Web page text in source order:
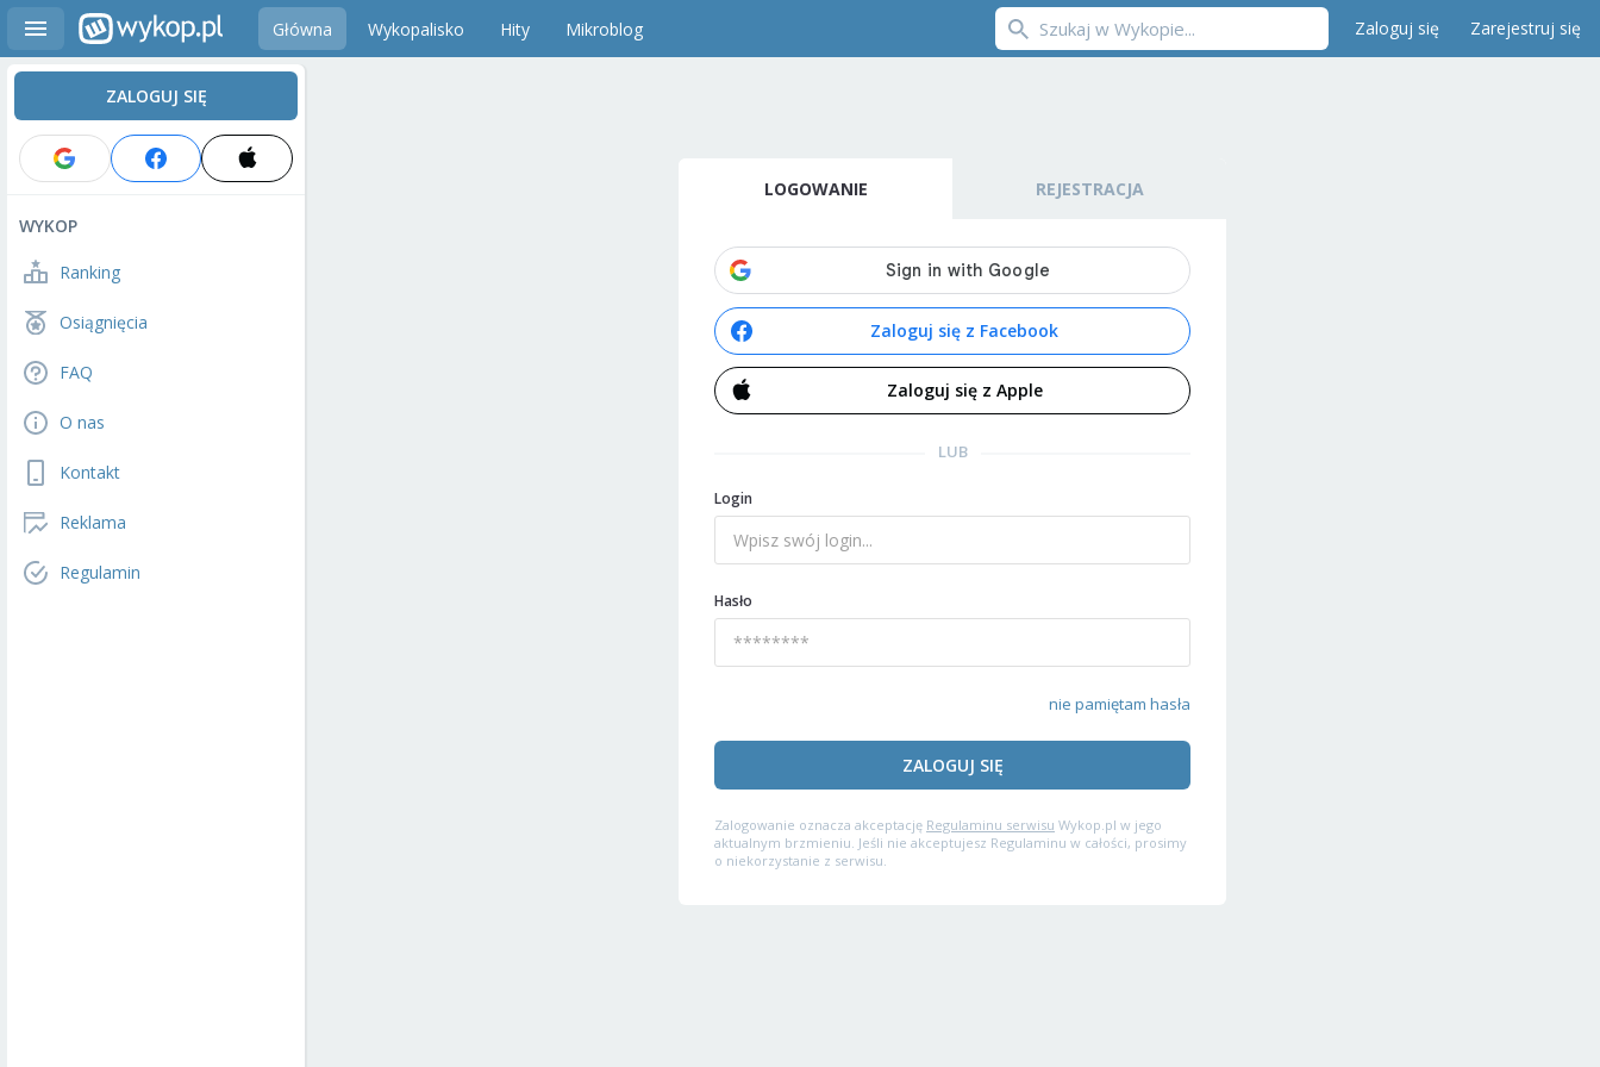
Główna Wykopalisko Hity Mikroblog Zaloguj się Zarejestruj się
ZALOGUJ SIĘ
WYKOP
Ranking
Osiągnięcia
FAQ
O nas
Kontakt
Reklama
Regulamin
LOGOWANIE REJESTRACJA
Zaloguj się z Facebook
Zaloguj się z Apple
LUB
Login
Hasło
nie pamiętam hasła
ZALOGUJ SIĘ
Zalogowanie oznacza akceptację Regulaminu serwisu Wykop.pl w jego
aktualnym brzmieniu. Jeśli nie akceptujesz Regulaminu w całości, prosimy
o niekorzystanie z serwisu.